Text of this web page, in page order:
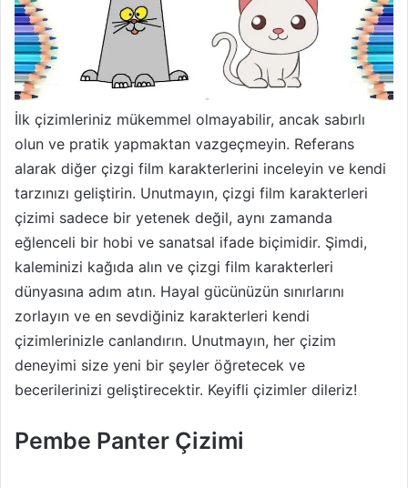
İlk çizimleriniz mükemmel olmayabilir, ancak sabırlı
olun ve pratik yapmaktan vazgeçmeyin. Referans
alarak diğer çizgi film karakterlerini inceleyin ve kendi
tarzınızı geliştirin. Unutmayın, çizgi film karakterleri
çizimi sadece bir yetenek değil, aynı zamanda
eğlenceli bir hobi ve sanatsal ifade biçimidir. Şimdi,
kaleminizi kağıda alın ve çizgi film karakterleri
dünyasına adım atın. Hayal gücünüzün sınırlarını
zorlayın ve en sevdiğiniz karakterleri kendi
çizimlerinizle canlandırın. Unutmayın, her çizim
deneyimi size yeni bir şeyler öğretecek ve
becerilerinizi geliştirecektir. Keyifli çizimler dileriz!
Pembe Panter Çizimi